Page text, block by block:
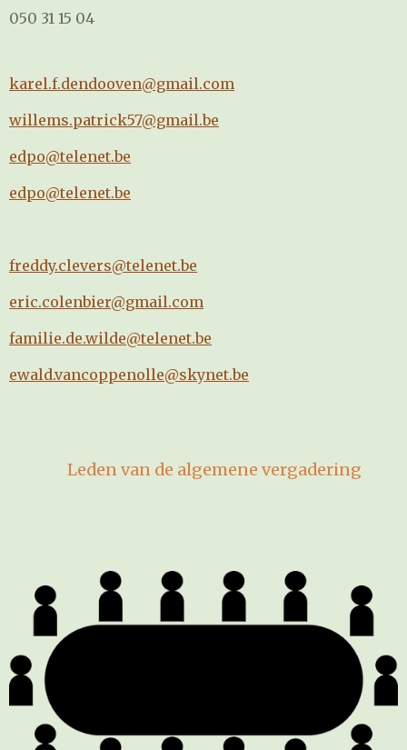
050 31 15 04
karel.f.dendooven@gmail.com
willems.patrick57@gmail.be
edpo@telenet.be
edpo@telenet.be
freddy.clevers@telenet.be
eric.colenbier@gmail.com
familie.de.wilde@telenet.be
ewald.vancoppenolle@skynet.be
Leden van de algemene vergadering